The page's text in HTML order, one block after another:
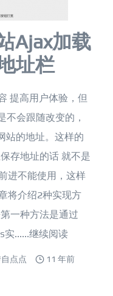
Ajax加载
址栏
提高用户体验，但
不会跟随改变的，
站的地址。这样的
存地址的话 就不是
进不能使用，这样
将介绍2种实现方
一种方法是通过
实......继续阅读
点点 11 年前